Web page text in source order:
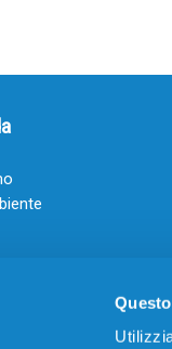
con il Dropship